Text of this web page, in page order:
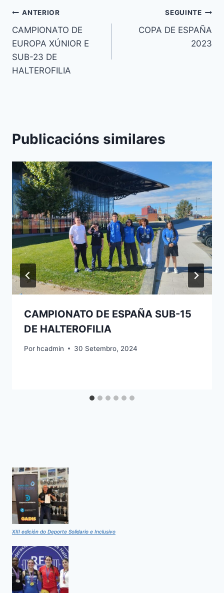
Navegación
de
entradas
ANTERIOR
CAMPIONATO DE
EUROPA XÚNIOR E
SUB-23 DE
HALTEROFILIA
SEGUINTE
COPA DE ESPAÑA
2023
Publicacións similares
CAMPIONATO DE ESPAÑA SUB-15
DE HALTEROFILIA
Por hcadmin 30 Setembro, 2024
XIII edición do Deporte Solidario e Inclusivo